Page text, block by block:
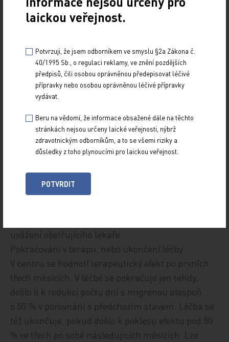
Lékař, který odesílá pacienta do centra, kde mohou
být anti CGRP protilátky indikovány, by měl doložit,
pacient užíval, jaký byl jejich efekt, respektive
nežádoucí účinky. Pacient by si měl vést kalendář
migrén a v centru předložit záznamy migrén
alespoň za poslední tři měsíce.
u epizodické migrény před podáním protilátek
ukončuje. U chronické migrény se může původní
léčba ponechat (pokud je alespoň částečně účinná)
botulotoxinu se přerušuje před podáním
protilátek. Je li současně přítomna MOH, může být
uvážení ošetřujícího lékaře.
Pokračování v terapii, nebo ukončení léčby
V centru se hodnotí terapeutický efekt po prvních
třech měsících. V léčbě se pokračuje jen tehdy,
došlo li k redukci počtu dní s migrénou alespoň
o 50 % v porovnání s předchozím stavem. Léčba se
též ukončuje, pokud došlo k poklesu efektu pod 50
% ve třech po sobě následujících měsících. Lze
laickou veřejnost.
Potvrzuji, že jsem odborníkem ve smyslu §2a Zákona č.
40/1995 Sb., o regulaci reklamy, ve znění pozdějších
předpisů, čili osobou oprávněnou předepisovat léčivé
přípravky nebo osobou oprávněnou léčivé přípravky
vydávat.
Beru na vědomí, že informace obsažené dále na těchto
stránkách nejsou určeny laické veřejnosti, nýbrž
zdravotnickým odborníkům, a to se všemi riziky a
důsledky z toho plynoucími pro laickou veřejnost.
POTVRDIT